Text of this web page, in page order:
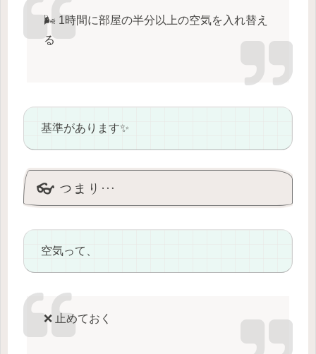
🌬️ 1時間に部屋の半分以上の空気を入れ替え
る
基準があります✨
👓 つまり…
空気って、
❌ 止めておく